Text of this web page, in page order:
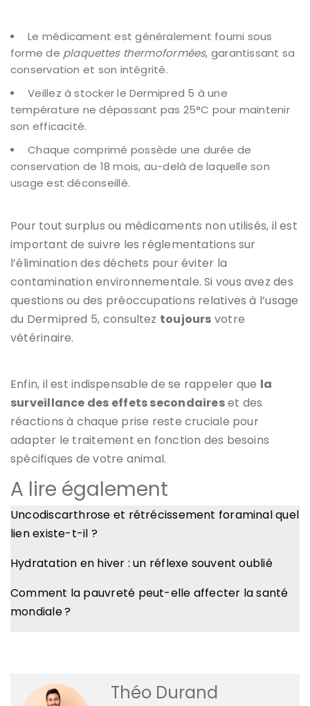
Le médicament est généralement fourni sous
forme de plaquettes thermoformées, garantissant sa
conservation et son intégrité.
Veillez à stocker le Dermipred 5 à une
température ne dépassant pas 25°C pour maintenir
son efficacité.
Chaque comprimé possède une durée de
conservation de 18 mois, au-delà de laquelle son
usage est déconseillé.
Pour tout surplus ou médicaments non utilisés, il est
important de suivre les réglementations sur
l’élimination des déchets pour éviter la
contamination environnementale. Si vous avez des
questions ou des préoccupations relatives à l’usage
du Dermipred 5, consultez toujours votre
vétérinaire.
Enfin, il est indispensable de se rappeler que la
surveillance des effets secondaireset des
réactions à chaque prise reste cruciale pour
adapter le traitement en fonction des besoins
spécifiques de votre animal.
A lire également
Uncodiscarthrose et rétrécissement foraminal quel
lien existe-t-il ?
Hydratation en hiver : un réflexe souvent oublié
Comment la pauvreté peut-elle affecter la santé
mondiale ?
Théo Durand